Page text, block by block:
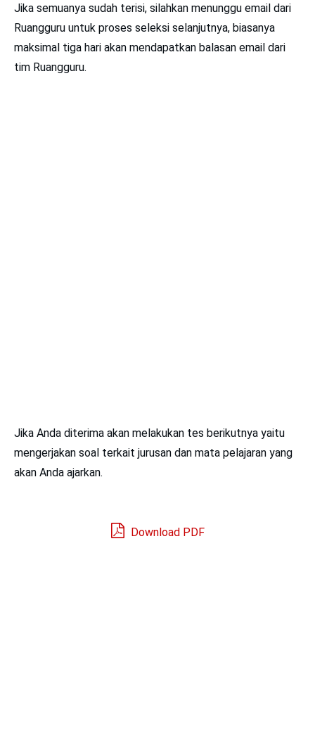
Jika semuanya sudah terisi, silahkan menunggu email dari
Ruangguru untuk proses seleksi selanjutnya, biasanya
maksimal tiga hari akan mendapatkan balasan email dari
tim Ruangguru.
Jika Anda diterima akan melakukan tes berikutnya yaitu
mengerjakan soal terkait jurusan dan mata pelajaran yang
akan Anda ajarkan.
Download PDF